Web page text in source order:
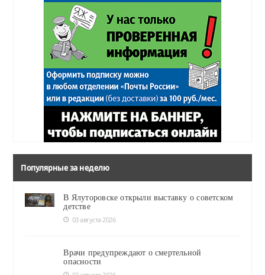
Популярные за неделю
В Ялуторовске открыли выставку о советском
детстве
03 августа 2026
Врачи предупреждают о смертельной
опасности